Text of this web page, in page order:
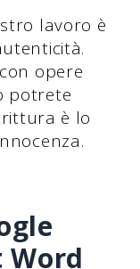
lavoro è
opere
potrete
è lo
Word